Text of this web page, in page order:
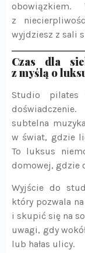
z
wyjdziesz z sali
Czas dla
z myślą o
Studio
subtelna
w świat, gdzie
To luksus
domowej, gdzie
Wyjście do
który pozwala
i skupić się na
uwagi, gdy
lub hałas ulicy.